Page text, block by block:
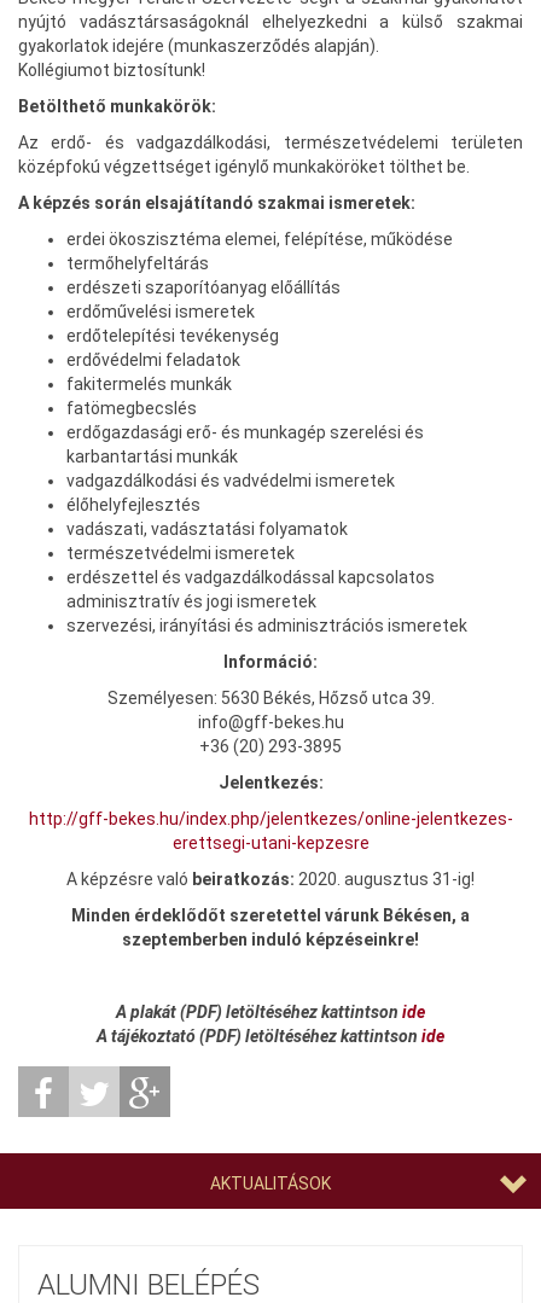
nyújtó vadásztársaságoknál elhelyezkedni a külső szakmai
gyakorlatok idejére (munkaszerződés alapján).
Kollégiumot biztosítunk!
Betölthető munkakörök:
Az erdő- és vadgazdálkodási, természetvédelemi területen
középfokú végzettséget igénylő munkaköröket tölthet be.
A képzés során elsajátítandó szakmai ismeretek:
erdei ökoszisztéma elemei, felépítése, működése
termőhelyfeltárás
erdészeti szaporítóanyag előállítás
erdőművelési ismeretek
erdőtelepítési tevékenység
erdővédelmi feladatok
fakitermelés munkák
fatömegbecslés
erdőgazdasági erő- és munkagép szerelési és
karbantartási munkák
vadgazdálkodási és vadvédelmi ismeretek
élőhelyfejlesztés
vadászati, vadásztatási folyamatok
természetvédelmi ismeretek
erdészettel és vadgazdálkodással kapcsolatos
adminisztratív és jogi ismeretek
szervezési, irányítási és adminisztrációs ismeretek
Információ:
Személyesen: 5630 Békés, Hőzső utca 39.
info@gff-bekes.hu
+36 (20) 293-3895
Jelentkezés:
http://gff-bekes.hu/index.php/jelentkezes/online-jelentkezes-
erettsegi-utani-kepzesre
A képzésre való beiratkozás: 2020. augusztus 31-ig!
Minden érdeklődőt szeretettel várunk Békésen, a
szeptemberben induló képzéseinkre!
A plakát (PDF) letöltéséhez kattintson ide
A tájékoztató (PDF) letöltéséhez kattintson ide
AKTUALITÁSOK
ALUMNI BELÉPÉS